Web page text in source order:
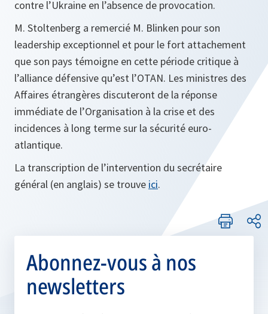
contre l’Ukraine en l’absence de provocation.
M. Stoltenberg a remercié M. Blinken pour son
leadership exceptionnel et pour le fort attachement
que son pays témoigne en cette période critique à
l’alliance défensive qu’est l’OTAN. Les ministres des
Affaires étrangères discuteront de la réponse
immédiate de l’Organisation à la crise et des
incidences à long terme sur la sécurité euro-
atlantique.
La transcription de l’intervention du secrétaire
général (en anglais) se trouve ici.
Abonnez-vous à nos
newsletters